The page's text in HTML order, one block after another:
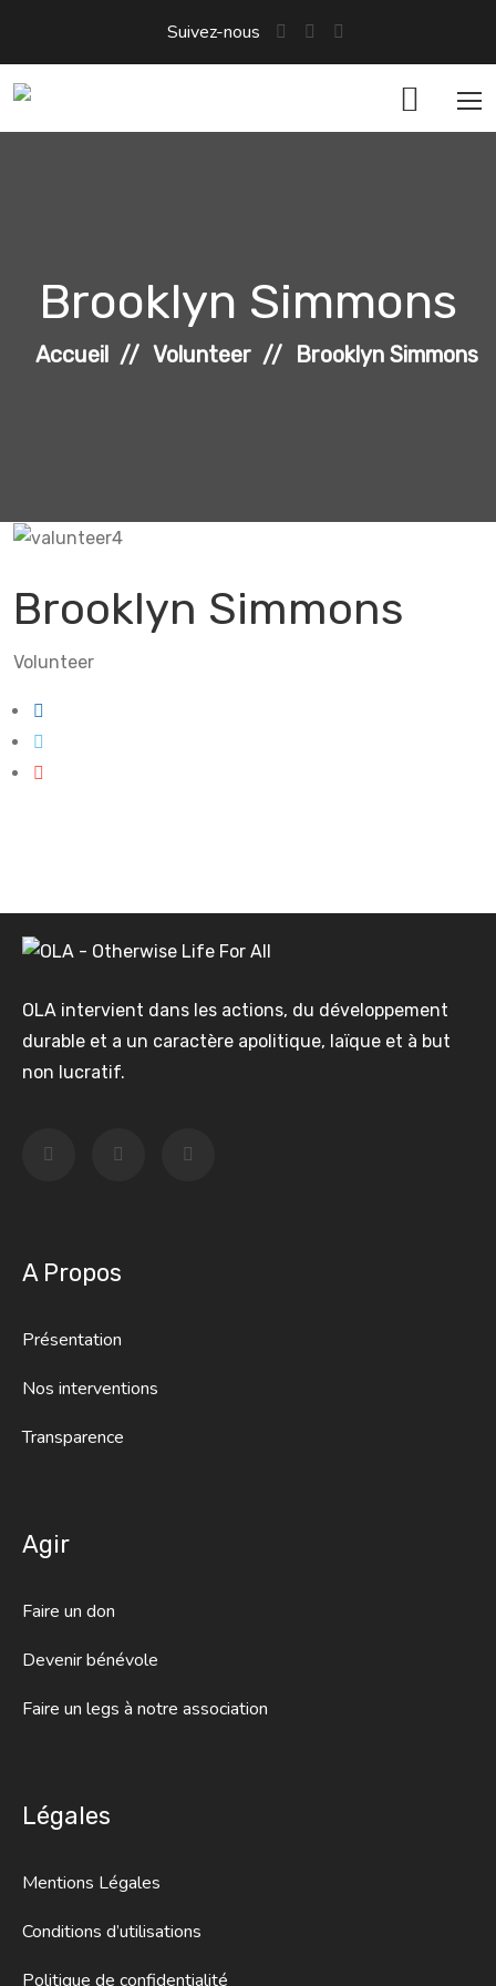
Suivez-nous
Brooklyn Simmons
Accueil Volunteer Brooklyn Simmons
Brooklyn Simmons
Volunteer
OLA intervient dans les actions, du développement
durable et a un caractère apolitique, laïque et à but
non lucratif.
A Propos
Présentation
Nos interventions
Transparence
Agir
Faire un don
Devenir bénévole
Faire un legs à notre association
Légales
Mentions Légales
Conditions d’utilisations
Politique de confidentialité